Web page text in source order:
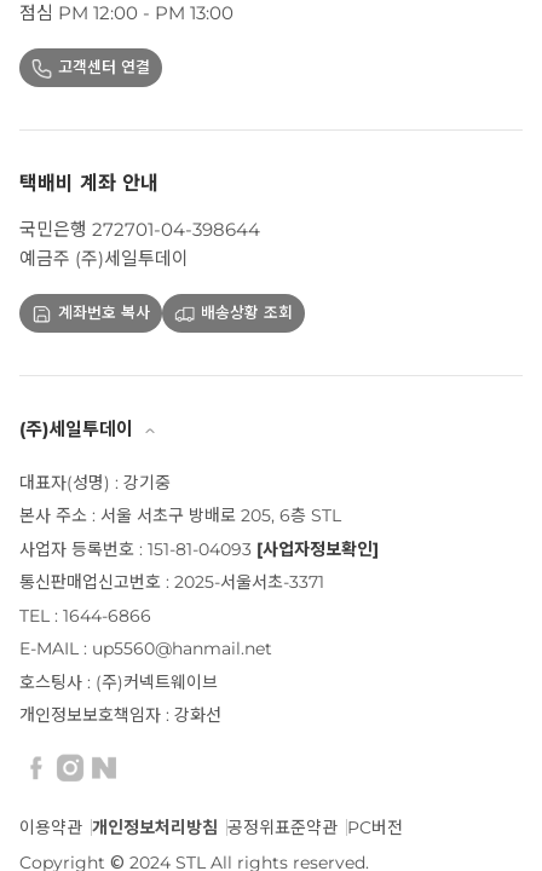
점심 PM 12:00 - PM 13:00
고객센터 연결
택배비 계좌 안내
국민은행 272701-04-398644
예금주 (주)세일투데이
계좌번호 복사 배송상황 조회
(주)세일투데이
대표자(성명) : 강기중
본사 주소 : 서울 서초구 방배로 205, 6층 STL
사업자 등록번호 : 151-81-04093 [사업자정보확인]
통신판매업신고번호 : 2025-서울서초-3371
TEL : 1644-6866
E-MAIL : up5560@hanmail.net
호스팅사 : (주)커넥트웨이브
개인정보보호책임자 : 강화선
이용약관 개인정보처리방침 공정위표준약관 PC버전
Copyright © 2024 STL All rights reserved.